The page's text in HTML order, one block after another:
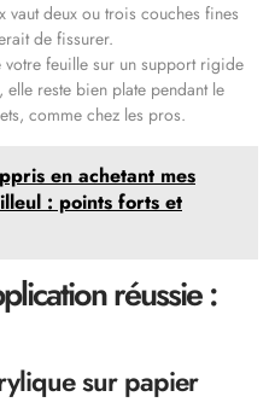
vaut deux ou trois couches fines
de fissurer.
votre feuille sur un support rigide
reste bien plate pendant le
comme chez les pros.
en achetant mes
: points forts et
réussie :
sur papier